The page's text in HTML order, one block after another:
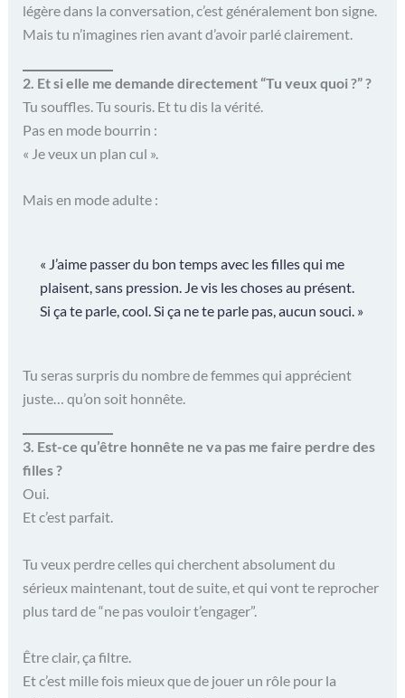
légère dans la conversation, c’est généralement bon signe.
Mais tu n’imagines rien avant d’avoir parlé clairement.
2. Et si elle me demande directement “Tu veux quoi ?” ?
Tu souffles. Tu souris. Et tu dis la vérité.
Pas en mode bourrin :
« Je veux un plan cul ».
Mais en mode adulte :
« J’aime passer du bon temps avec les filles qui me
plaisent, sans pression. Je vis les choses au présent.
Si ça te parle, cool. Si ça ne te parle pas, aucun souci. »
Tu seras surpris du nombre de femmes qui apprécient
juste… qu’on soit honnête.
3. Est-ce qu’être honnête ne va pas me faire perdre des
filles ?
Oui.
Et c’est parfait.
Tu veux perdre celles qui cherchent absolument du
sérieux maintenant, tout de suite, et qui vont te reprocher
plus tard de “ne pas vouloir t’engager”.
Être clair, ça filtre.
Et c’est mille fois mieux que de jouer un rôle pour la